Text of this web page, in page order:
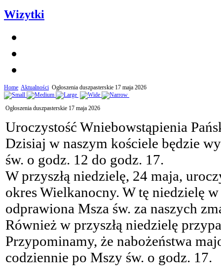
Wizytki
Home Aktualności Ogłoszenia duszpasterskie 17 maja 2026
Ogłoszenia duszpasterskie 17 maja 2026
Uroczystość Wniebowstąpienia
Dzisiaj w naszym kościele będzie
św. o godz. 12 do godz. 17.
W przyszłą niedzielę, 24 maja,
okres Wielkanocny. W tę niedzielę
odprawiona Msza św. za naszych
Również w przyszłą niedzielę
Przypominamy, że nabożeństwa
codziennie po Mszy św. o godz. 17.